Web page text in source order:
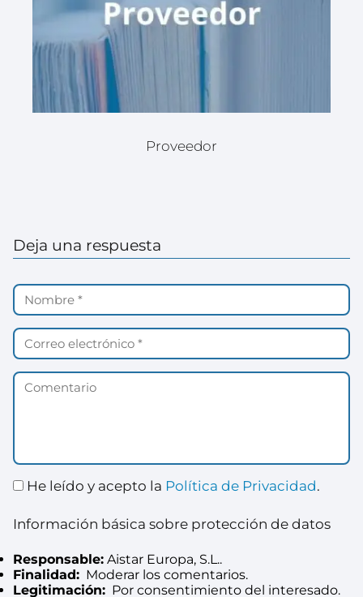
Proveedor
Deja una respuesta
He leído y acepto la Política de Privacidad.
Información básica sobre protección de datos
Responsable: Aistar Europa, S.L..
Finalidad: Moderar los comentarios.
Legitimación: Por consentimiento del interesado.